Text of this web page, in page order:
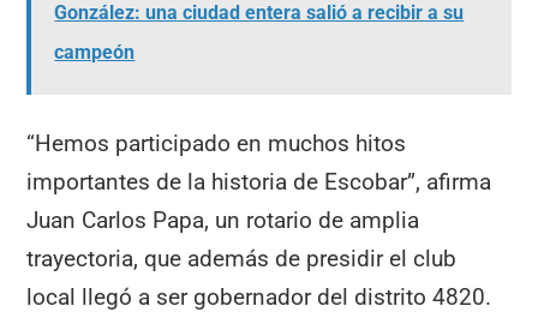
González: una ciudad entera salió a recibir a su
campeón
“Hemos participado en muchos hitos
importantes de la historia de Escobar”, afirma
Juan Carlos Papa, un rotario de amplia
trayectoria, que además de presidir el club
local llegó a ser gobernador del distrito 4820.